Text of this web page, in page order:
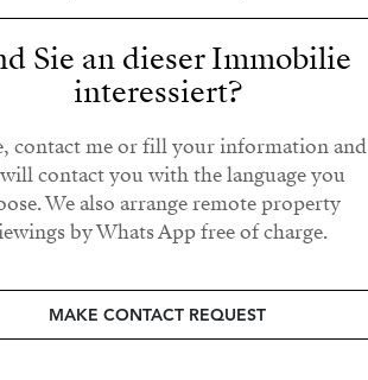
Sie an dieser Immobilie
interessiert?
contact me or fill your information and
contact you with the language you
We also arrange remote property
by Whats App free of charge.
MAKE CONTACT REQUEST